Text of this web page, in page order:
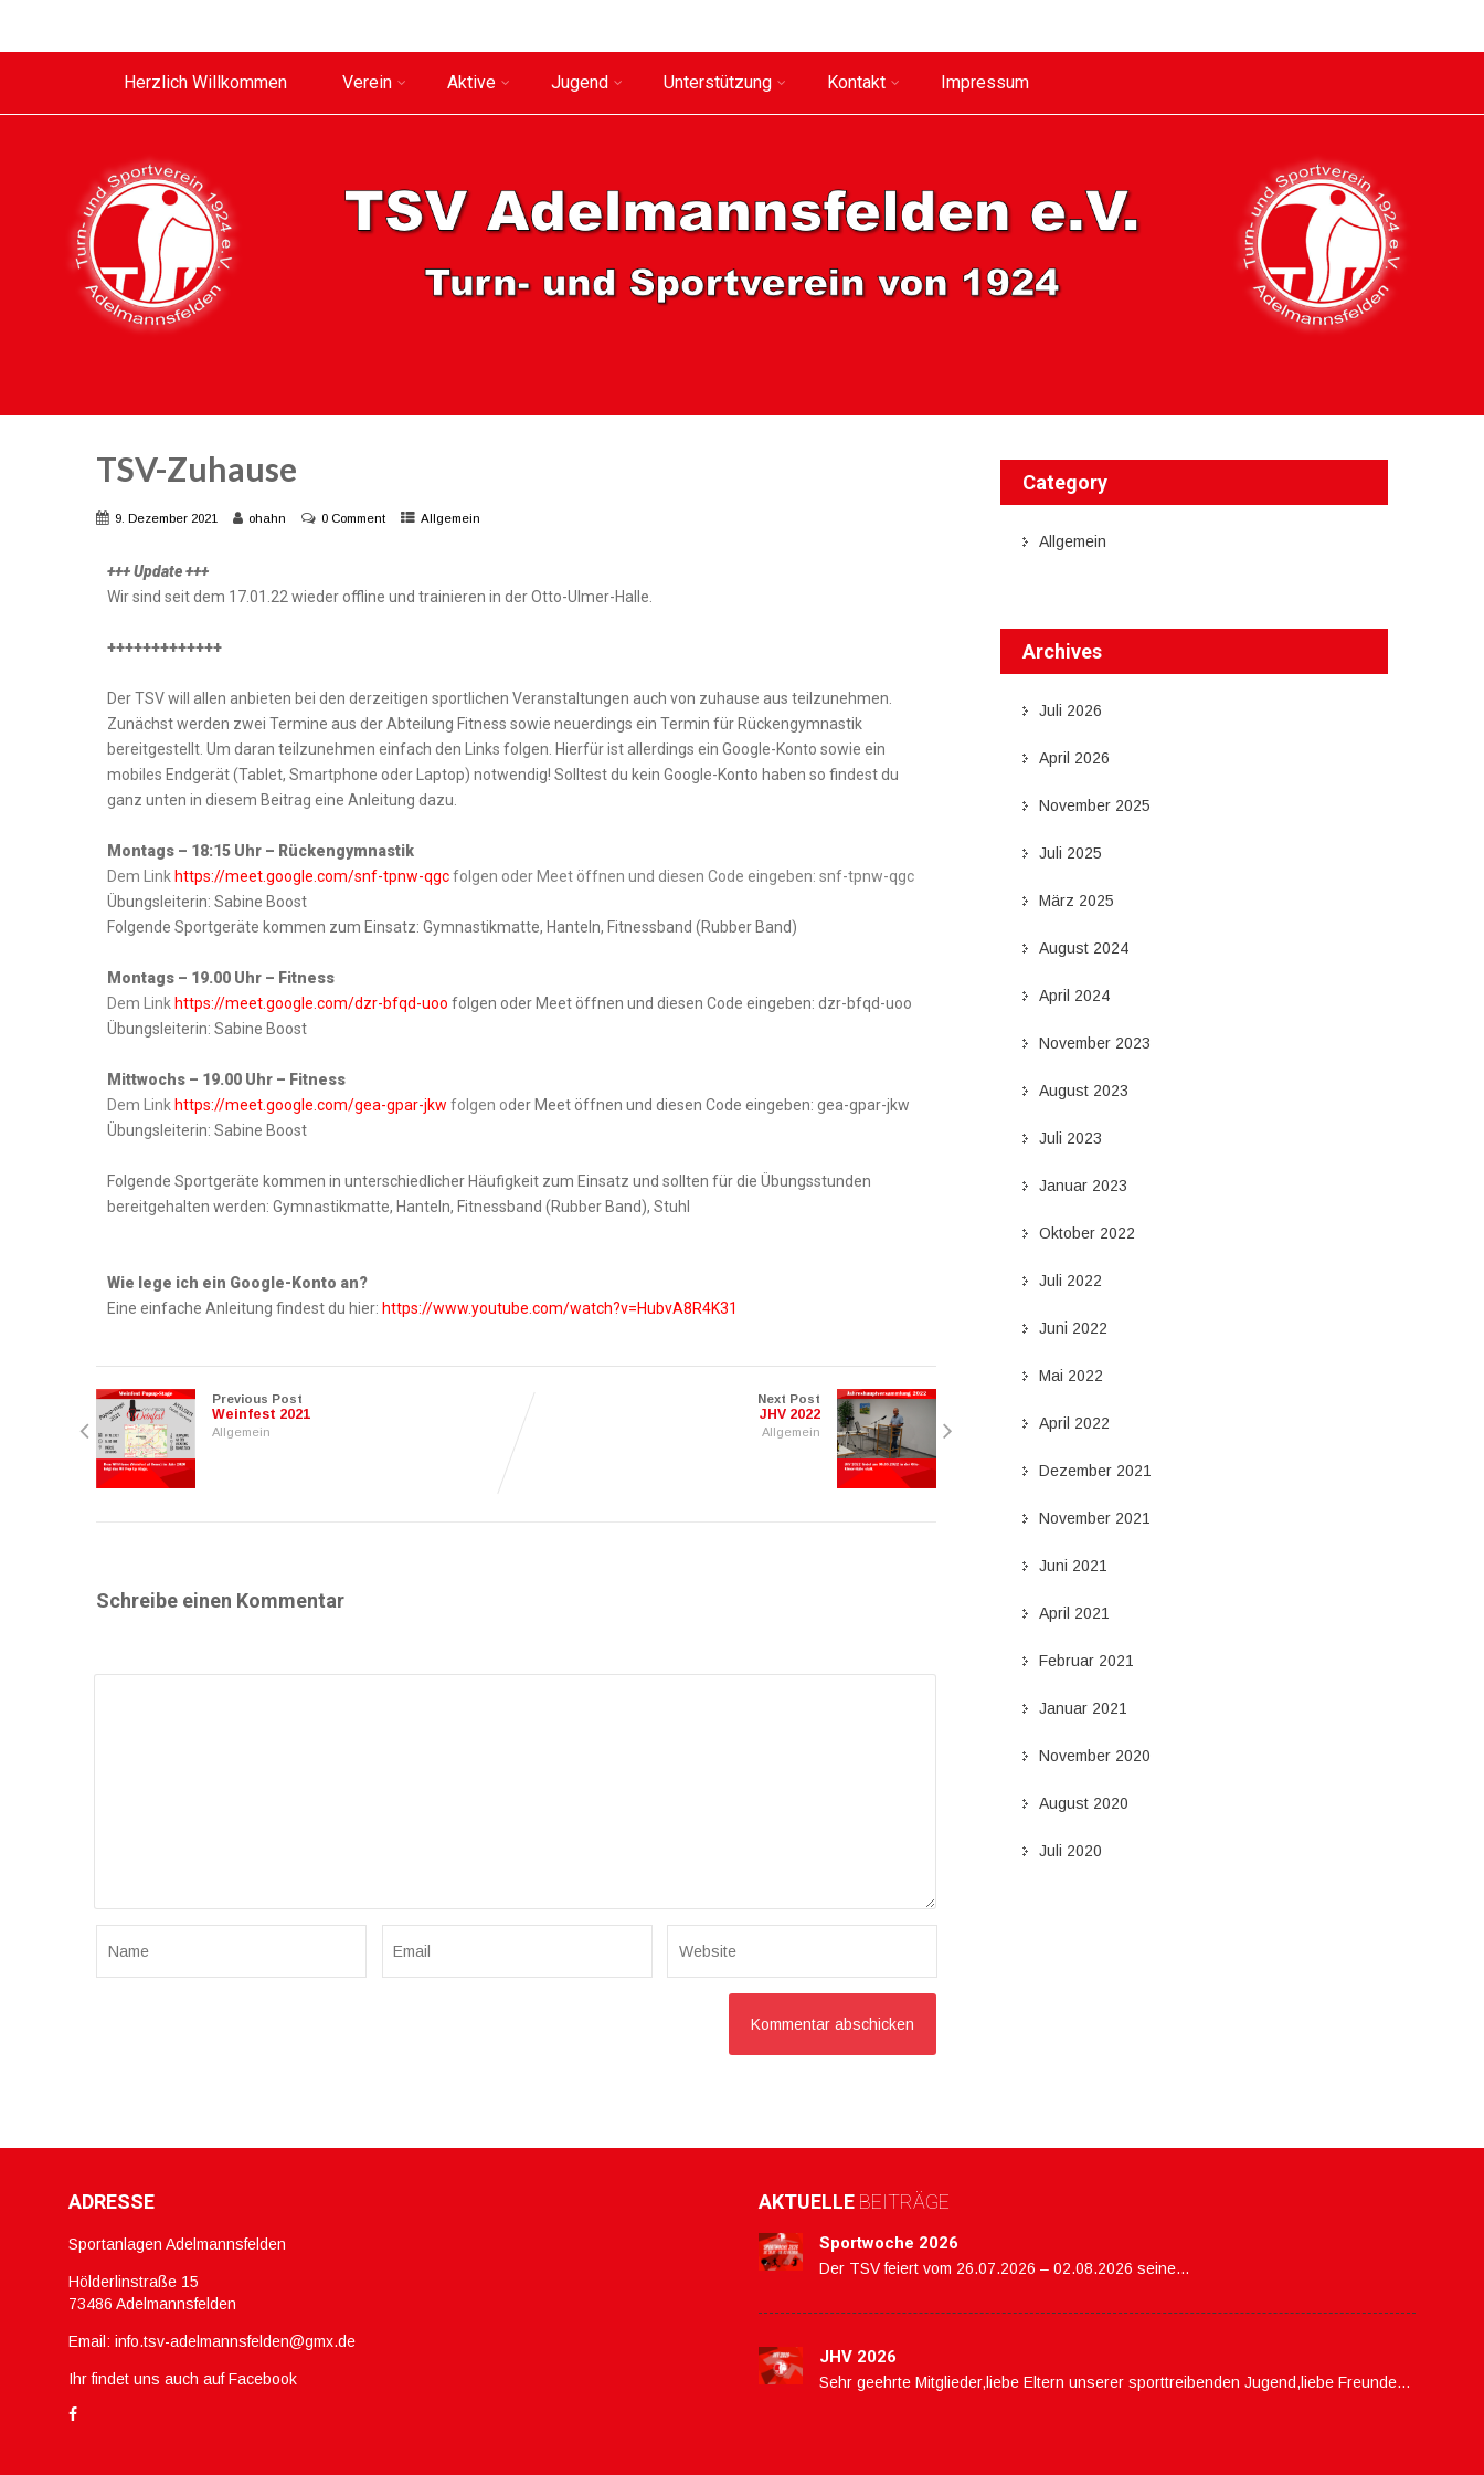
Herzlich Willkommen Verein Aktive Jugend Unterstützung Kontakt Impressum
TSV-Zuhause
9. Dezember 2021 ohahn 0 Comment Allgemein
+++ Update +++
Wir sind seit dem 17.01.22 wieder offline und trainieren in der Otto-Ulmer-Halle.
+++++++++++++
Der TSV will allen anbieten bei den derzeitigen sportlichen Veranstaltungen auch von zuhause aus teilzunehmen.
Zunächst werden zwei Termine aus der Abteilung Fitness sowie neuerdings ein Termin für Rückengymnastik
bereitgestellt. Um daran teilzunehmen einfach den Links folgen. Hierfür ist allerdings ein Google-Konto sowie ein
mobiles Endgerät (Tablet, Smartphone oder Laptop) notwendig! Solltest du kein Google-Konto haben so findest du
ganz unten in diesem Beitrag eine Anleitung dazu.
Montags – 18:15 Uhr – Rückengymnastik
Dem Link https://meet.google.com/snf-tpnw-qgcfolgen oder Meet öffnen und diesen Code eingeben: snf-tpnw-qgc
Übungsleiterin: Sabine Boost
Folgende Sportgeräte kommen zum Einsatz: Gymnastikmatte, Hanteln, Fitnessband (Rubber Band)
Montags – 19.00 Uhr – Fitness
Dem Link https://meet.google.com/dzr-bfqd-uoo folgen oder Meet öffnen und diesen Code eingeben: dzr-bfqd-uoo
Übungsleiterin: Sabine Boost
Mittwochs – 19.00 Uhr – Fitness
Dem Link https://meet.google.com/gea-gpar-jkw folgen oder Meet öffnen und diesen Code eingeben: gea-gpar-jkw
Übungsleiterin: Sabine Boost
Folgende Sportgeräte kommen in unterschiedlicher Häufigkeit zum Einsatz und sollten für die Übungsstunden
bereitgehalten werden: Gymnastikmatte, Hanteln, Fitnessband (Rubber Band), Stuhl
Wie lege ich ein Google-Konto an?
Eine einfache Anleitung findest du hier: https://www.youtube.com/watch?v=HubvA8R4K31
Previous Post
Weinfest 2021
Allgemein
Next Post
JHV 2022
Allgemein
Schreibe einen Kommentar
Category
Allgemein
Archives
Juli 2026
April 2026
November 2025
Juli 2025
März 2025
August 2024
April 2024
November 2023
August 2023
Juli 2023
Januar 2023
Oktober 2022
Juli 2022
Juni 2022
Mai 2022
April 2022
Dezember 2021
November 2021
Juni 2021
April 2021
Februar 2021
Januar 2021
November 2020
August 2020
Juli 2020
ADRESSE
Sportanlagen Adelmannsfelden
Hölderlinstraße 15
73486 Adelmannsfelden
Email: info.tsv-adelmannsfelden@gmx.de
Ihr findet uns auch auf Facebook
AKTUELLE BEITRÄGE
Sportwoche 2026
Der TSV feiert vom 26.07.2026 – 02.08.2026 seine…
JHV 2026
Sehr geehrte Mitglieder,liebe Eltern unserer sporttreibenden Jugend,liebe Freunde…